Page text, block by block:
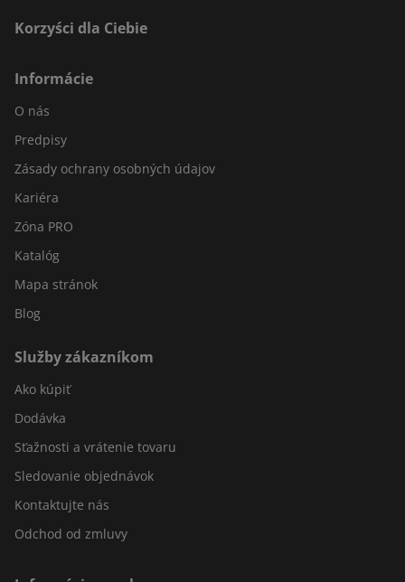
Korzyści dla Ciebie
Informácie
O nás
Predpisy
Zásady ochrany osobných údajov
Kariéra
Zóna PRO
Katalóg
Mapa stránok
Blog
Služby zákazníkom
Ako kúpiť
Dodávka
Sťažnosti a vrátenie tovaru
Sledovanie objednávok
Kontaktujte nás
Odchod od zmluvy